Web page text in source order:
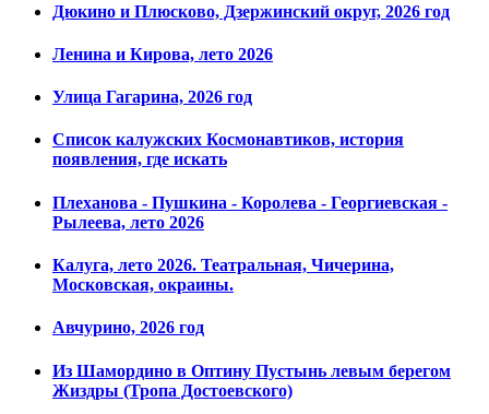
Дюкино и Плюсково, Дзержинский округ, 2026 год
Ленина и Кирова, лето 2026
Улица Гагарина, 2026 год
Список калужских Космонавтиков, история
появления, где искать
Плеханова - Пушкина - Королева - Георгиевская -
Рылеева, лето 2026
Калуга, лето 2026. Театральная, Чичерина,
Московская, окраины.
Авчурино, 2026 год
Из Шамордино в Оптину Пустынь левым берегом
Жиздры (Тропа Достоевского)